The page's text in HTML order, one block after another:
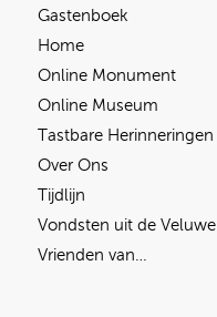
Gastenboek
Home
Online Monument
Online Museum
Tastbare Herinneringen
Over Ons
Tijdlijn
Vondsten uit de Veluwe
Vrienden van…